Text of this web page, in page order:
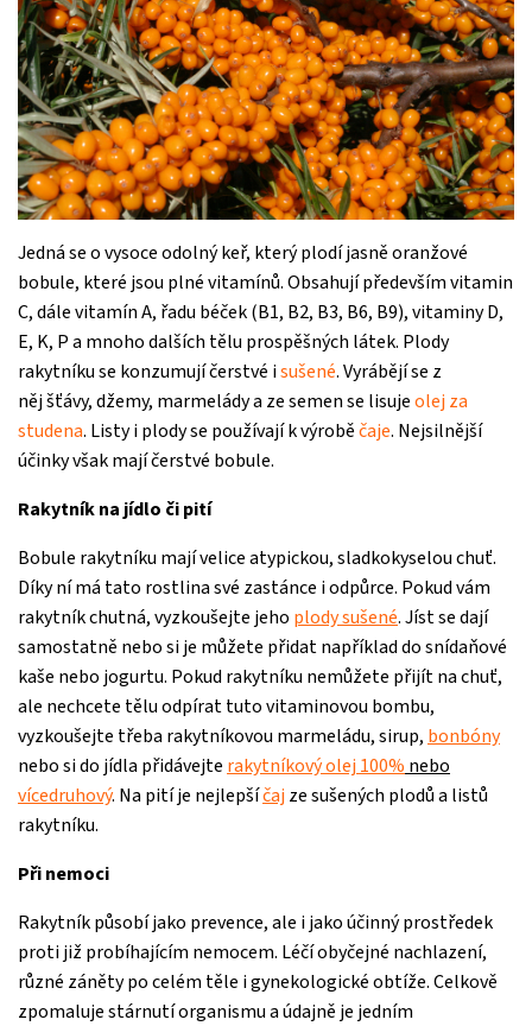
Jedná se o vysoce odolný keř, který plodí jasně oranžové
bobule, které jsou plné vitamínů. Obsahují především vitamin
C, dále vitamín A, řadu béček (B1, B2, B3, B6, B9), vitaminy D,
E, K, P a mnoho dalších tělu prospěšných látek. Plody
rakytníku se konzumují čerstvé isušené. Vyrábějí se z
něj šťávy, džemy, marmelády a ze semen se lisujeolej za
studena. Listy i plody se používají k výroběčaje. Nejsilnější
účinky však mají čerstvé bobule.
Rakytník na jídlo či pití
Bobule rakytníku mají velice atypickou, sladkokyselou chuť.
Díky ní má tato rostlina své zastánce i odpůrce. Pokud vám
rakytník chutná, vyzkoušejte jeho plody sušené. Jíst se dají
samostatně nebo si je můžete přidat například do snídaňové
kaše nebo jogurtu. Pokud rakytníku nemůžete přijít na chuť,
ale nechcete tělu odpírat tuto vitaminovou bombu,
vyzkoušejte třeba rakytníkovou marmeládu, sirup, bonbóny
nebo si do jídla přidávejte rakytníkový olej 100% nebo
vícedruhový. Na pití je nejlepšíčaj ze sušených plodů a listů
rakytníku.
Při nemoci
Rakytník působí jako prevence, ale i jako účinný prostředek
proti již probíhajícím nemocem. Léčí obyčejné nachlazení,
různé záněty po celém těle i gynekologické obtíže. Celkově
zpomaluje stárnutí organismu a údajně je jedním